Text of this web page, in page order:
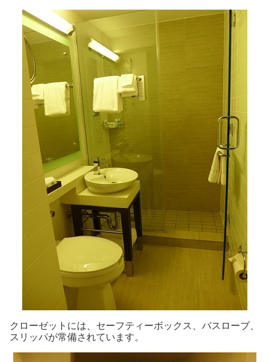
クローゼットには、セーフティーボックス、バスローブ、
スリッパが常備されています。